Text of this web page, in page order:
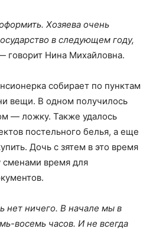
Хозяева очень
в следующем году,
говорит Нина Михайловна.
собирает по пунктам
вещи. В одном получилось
— ложку. Также удалось
постельного белья, а еще
Дочь с зятем в это время
время для
нет ничего. В начале мы в
восемь часов. И не всегда